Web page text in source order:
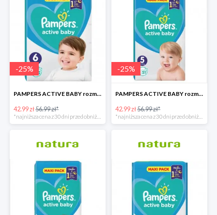
-25%
PAMPERS ACTIVE BABY rozmiar 6, 44 pieluszki, 13-18 kg
42.99 zł56.99 zł*
-25%
PAMPERS ACTIVE BABY rozmiar 5, 51 pieluszek, 11-16 kg
42.99 zł56.99 zł*